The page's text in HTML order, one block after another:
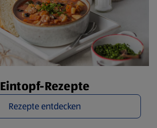
Eintopf-Rezepte
Rezepte entdecken